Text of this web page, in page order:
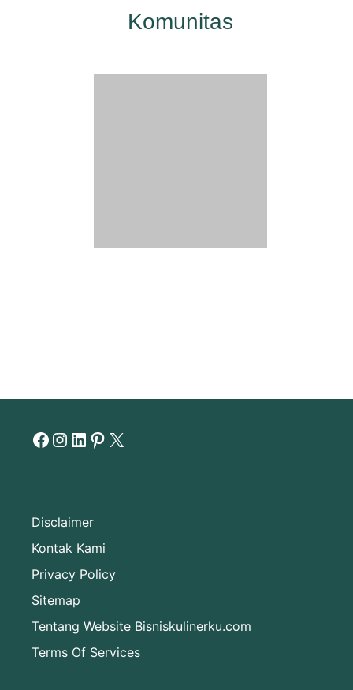
Komunitas
Facebook
Instagram
LinkedIn
Pinterest
X
Disclaimer
Kontak Kami
Privacy Policy
Sitemap
Tentang Website Bisniskulinerku.com
Terms Of Services